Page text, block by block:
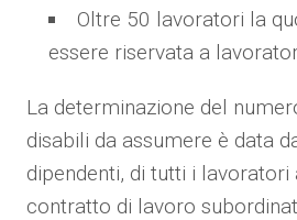
Oltre 50 lavoratori la
essere riservata a
La determinazione del
disabili da assumere è data
dipendenti, di tutti i lavoratori
contratto di lavoro